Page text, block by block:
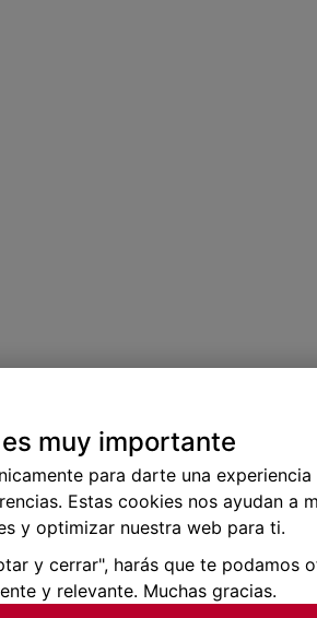
muy importante
para darte una
Estas cookies nos ayudan a
y optimizar nuestra web para ti.
y cerrar", harás que te podamos
y relevante. Muchas gracias.